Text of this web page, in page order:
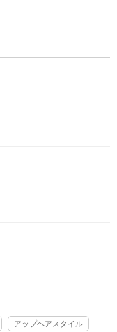
アップヘアスタイル